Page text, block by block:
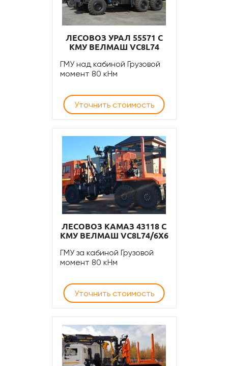
ЛЕСОВОЗ УРАЛ 55571 С
КМУ ВЕЛМАШ VC8L74
ГМУ над кабиной Грузовой
момент 80 кНм
Уточнить стоимость
ЛЕСОВОЗ КАМАЗ 43118 С
КМУ ВЕЛМАШ VC8L74/6Х6
ГМУ за кабиной Грузовой
момент 80 кНм
Уточнить стоимость